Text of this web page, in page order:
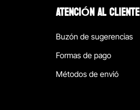
ATENCIÓN AL CLIENTE
Buzón de sugerencias
Formas de pago
Métodos de envió